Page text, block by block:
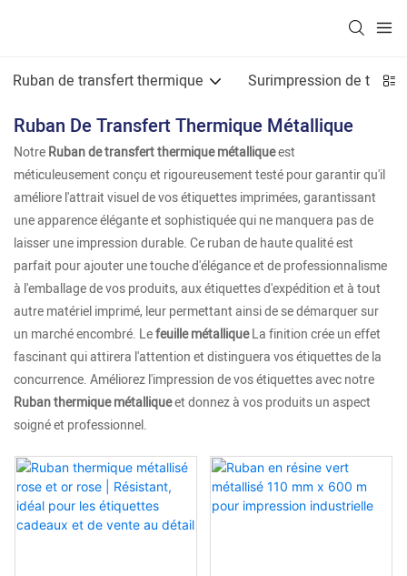
Ruban de transfert thermique Surimpression de
Ruban De Transfert Thermique Métallique
NotreRuban de transfert thermique métalliqueest
méticuleusement conçu et rigoureusement testé pour garantir qu'il
améliore l'attrait visuel de vos étiquettes imprimées, garantissant
une apparence élégante et sophistiquée qui ne manquera pas de
laisser une impression durable. Ce ruban de haute qualité est
parfait pour ajouter une touche d'élégance et de professionnalisme
à l'emballage de vos produits, aux étiquettes d'expédition et à tout
autre matériel imprimé, leur permettant ainsi de se démarquer sur
un marché encombré. Lefeuille métalliqueLa finition crée un effet
fascinant qui attirera l'attention et distinguera vos étiquettes de la
concurrence. Améliorez l'impression de vos étiquettes avec notre
Ruban thermique métalliqueet donnez à vos produits un aspect
soigné et professionnel.